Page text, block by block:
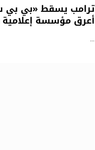
ترامب يسقط «بي بي
أعرق مؤسسة إعلامية
…